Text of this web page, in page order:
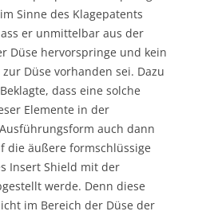
Sinne des Klagepatents
er unmittelbar aus der
Düse hervorspringe und kein
Düse vorhanden sei. Dazu
dass eine solche
Elemente in der
auch dann
die äußere formschlüssige
Insert Shield mit der
werde. Denn diese
im Bereich der Düse der